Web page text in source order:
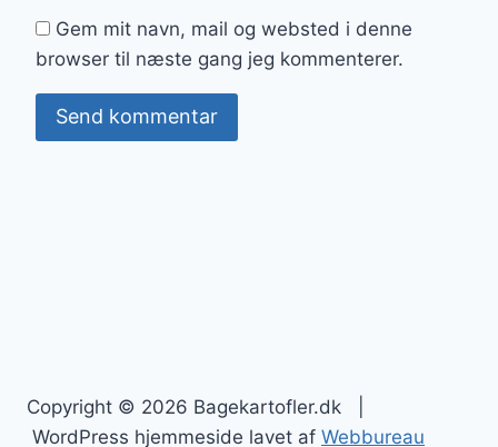
Gem mit navn, mail og websted i denne
browser til næste gang jeg kommenterer.
Copyright © 2026 Bagekartofler.dk |
WordPress hjemmeside lavet af Webbureau